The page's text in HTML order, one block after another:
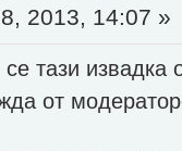
2013, 14:07 »
тази извадка
от